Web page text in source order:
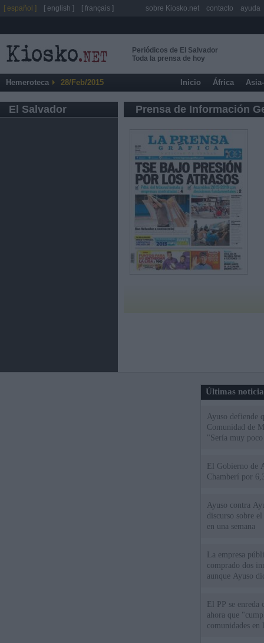
Periódicos de El Salvador
Toda la prensa de hoy
Hemeroteca 28/Feb/2015 Inicio África
El Salvador Prensa de Información
Últimas
Ayuso defiende
Comunidad de
"Sería muy
El Gobierno de
Chamberí por
Ayuso contra
discurso sobre
en una semana
La empresa
comprado dos
aunque Ayuso
El PP se
ahora que
comunidades en
[ español ] [ english ] [ français ] sobre Kiosko.net contacto ayuda